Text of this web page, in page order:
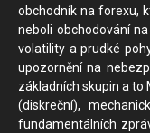
obchodník na forexu,
neboli obchodování
volatility a prudké
upozornění na
základních skupin a to
(diskreční),
fundamentálních